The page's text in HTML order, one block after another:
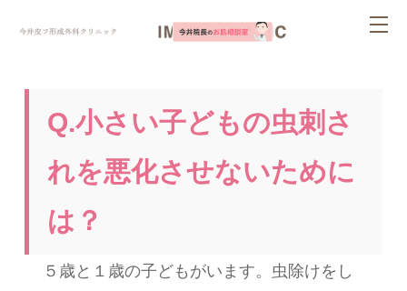
Q.小さい子どもの虫刺さ
れを悪化させないために
は？
５歳と１歳の子どもがいます。虫除けをし